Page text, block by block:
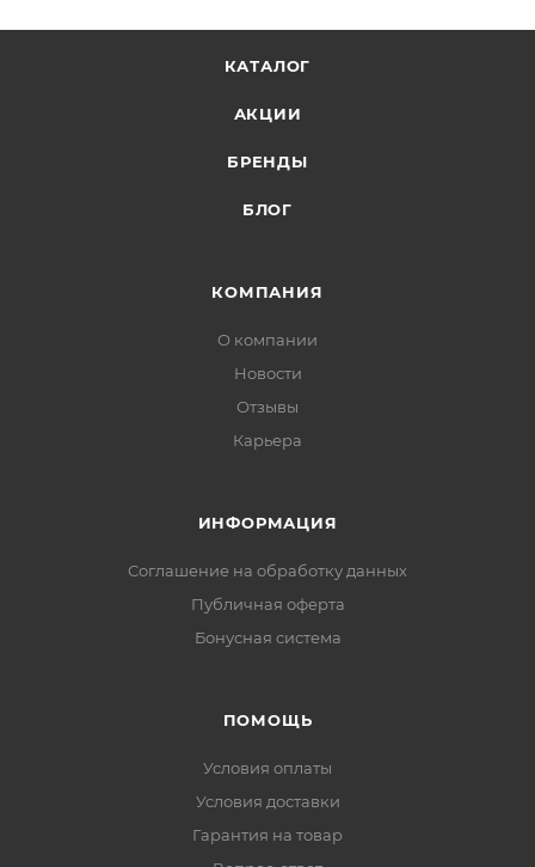
КАТАЛОГ
АКЦИИ
БРЕНДЫ
БЛОГ
КОМПАНИЯ
О компании
Новости
Отзывы
Карьера
ИНФОРМАЦИЯ
Соглашение на обработку данных
Публичная оферта
Бонусная система
ПОМОЩЬ
Условия оплаты
Условия доставки
Гарантия на товар